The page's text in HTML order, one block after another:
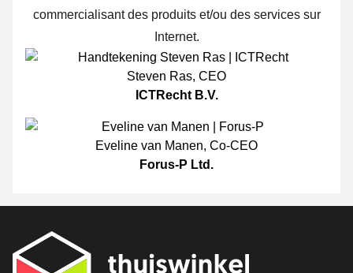
commercialisant des produits et/ou des services sur
Internet.
Steven Ras, CEO
ICTRecht B.V.
Eveline van Manen, Co-CEO
Forus-P Ltd.